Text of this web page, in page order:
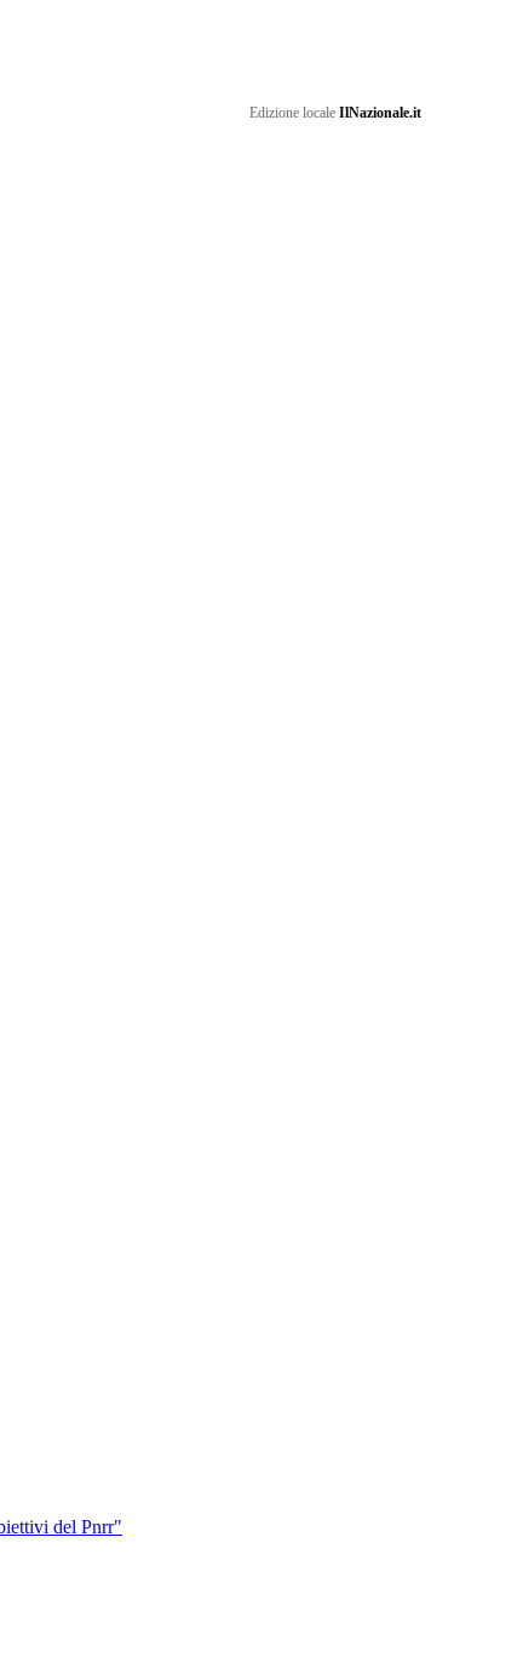
Edizione locale IlNazionale.it
del Pnrr"